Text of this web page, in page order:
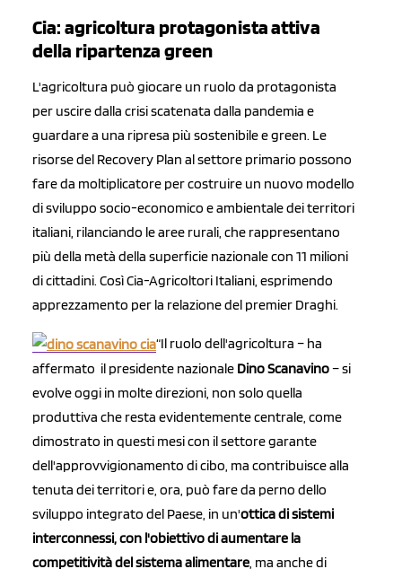
Cia: agricoltura protagonista attiva
della ripartenza green
L'agricoltura può giocare un ruolo da protagonista
per uscire dalla crisi scatenata dalla pandemia e
guardare a una ripresa più sostenibile e green. Le
risorse del Recovery Plan al settore primario possono
fare da moltiplicatore per costruire un nuovo modello
di sviluppo socio-economico e ambientale dei territori
italiani, rilanciando le aree rurali, che rappresentano
più della metà della superficie nazionale con 11 milioni
di cittadini. Così Cia-Agricoltori Italiani, esprimendo
apprezzamento per la relazione del premier Draghi.
“Il ruolo dell'agricoltura – ha
affermato il presidente nazionale Dino Scanavino– si
evolve oggi in molte direzioni, non solo quella
produttiva che resta evidentemente centrale, come
dimostrato in questi mesi con il settore garante
dell'approvvigionamento di cibo, ma contribuisce alla
tenuta dei territori e, ora, può fare da perno dello
sviluppo integrato del Paese, in un'ottica di sistemi
interconnessi, con l'obiettivo di aumentare la
competitività del sistema alimentare, ma anche di